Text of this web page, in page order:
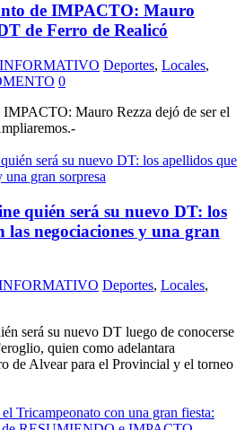
de IMPACTO: Mauro
de Ferro de Realicó
Deportes, Locales,
0
Mauro Rezza dejó de ser el
quién será su nuevo DT: los
negociaciones y una gran
Deportes, Locales,
será su nuevo DT luego de conocerse
quien como adelantara
de Alvear para el Provincial y el torneo